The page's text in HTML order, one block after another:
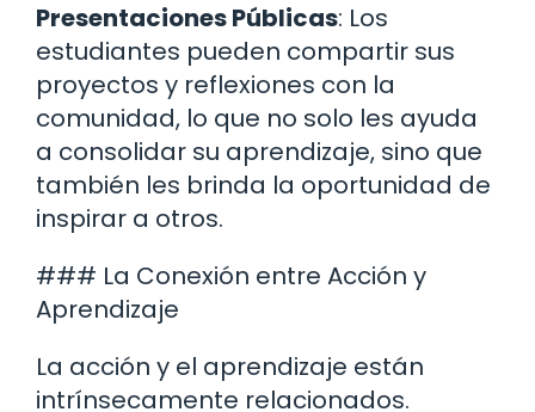
Presentaciones Públicas: Los
estudiantes pueden compartir sus
proyectos y reflexiones con la
comunidad, lo que no solo les ayuda
a consolidar su aprendizaje, sino que
también les brinda la oportunidad de
inspirar a otros.
### La Conexión entre Acción y
Aprendizaje
La acción y el aprendizaje están
intrínsecamente relacionados.